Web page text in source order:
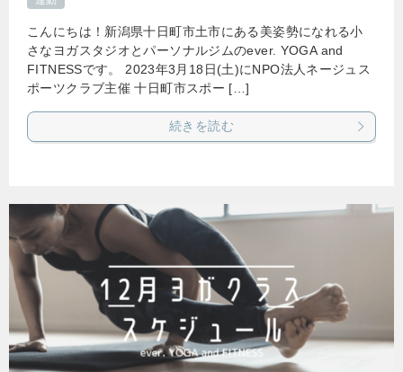
こんにちは！新潟県十日町市土市にある美姿勢になれる小
さなヨガスタジオとパーソナルジムのever. YOGA and
FITNESSです。 2023年3月18日(土)にNPO法人ネージュス
ポーツクラブ主催 十日町市スポー […]
続きを読む